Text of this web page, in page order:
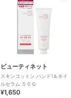
ビューティネット
スキンコットン ハンド1＆ネイ
ルセラム ５０Ｇ
¥1,650